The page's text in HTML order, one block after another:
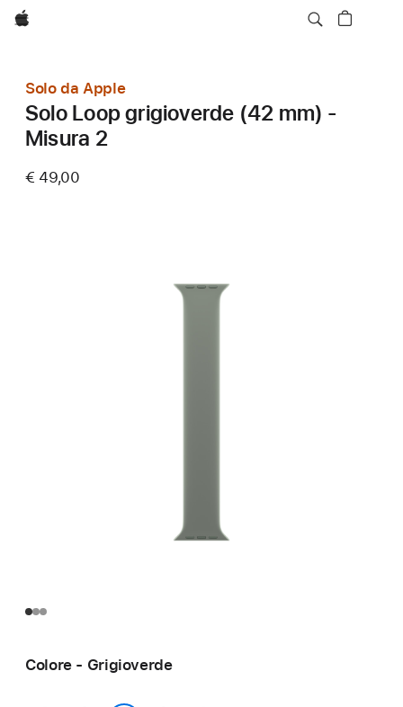
Apple
Solo da Apple
Solo Loop grigioverde (42 mm) -
Misura 2
€ 49,00
Colore - Grigioverde